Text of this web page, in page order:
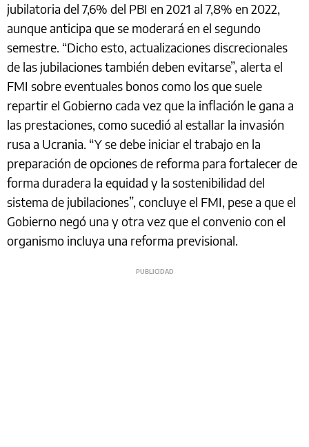
jubilatoria del 7,6% del PBI en 2021 al 7,8% en 2022,
aunque anticipa que se moderará en el segundo
semestre. “Dicho esto, actualizaciones discrecionales
de las jubilaciones también deben evitarse”, alerta el
FMI sobre eventuales bonos como los que suele
repartir el Gobierno cada vez que la inflación le gana a
las prestaciones, como sucedió al estallar la invasión
rusa a Ucrania. “Y se debe iniciar el trabajo en la
preparación de opciones de reforma para fortalecer de
forma duradera la equidad y la sostenibilidad del
sistema de jubilaciones”, concluye el FMI, pese a que el
Gobierno negó una y otra vez que el convenio con el
organismo incluya una reforma previsional.